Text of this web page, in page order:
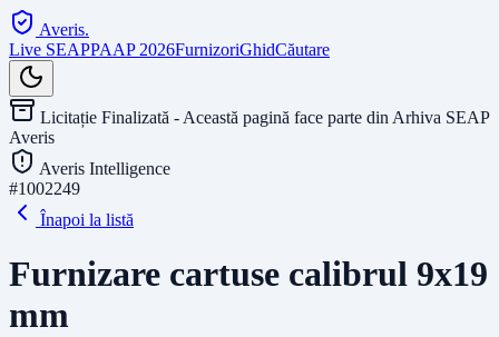
Averis.
Live SEAPPAAP 2026FurnizoriGhidCăutare
Licitație Finalizată - Această pagină face parte din Arhiva SEAP
Averis
Averis Intelligence
#1002249
Înapoi la listă
Furnizare cartuse calibrul 9x19
mm